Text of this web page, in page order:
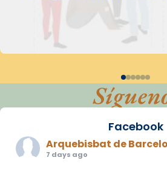
Facebook
Arquebisbat de
7 days ago